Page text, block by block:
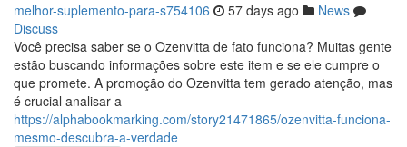
melhor-suplemento-para-s754106 57 days ago
News
Discuss
Você precisa saber se o Ozenvitta de fato funciona? Muitas gente
estão buscando informações sobre este item e se ele cumpre o
que promete. A promoção do Ozenvitta tem gerado atenção, mas
é crucial analisar a
https://alphabookmarking.com/story21471865/ozenvitta-funciona-
mesmo-descubra-a-verdade